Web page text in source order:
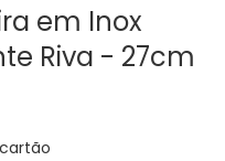
em Inox
Riva - 27cm